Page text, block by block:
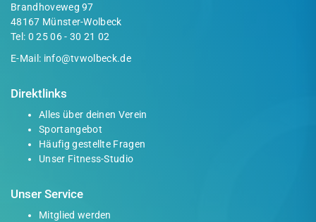
Brandhoveweg 97
48167 Münster-Wolbeck
Tel: 0 25 06 - 30 21 02
E-Mail: info@tvwolbeck.de
Direktlinks
Alles über deinen Verein
Sportangebot
Häufig gestellte Fragen
Unser Fitness-Studio
Unser Service
Mitglied werden